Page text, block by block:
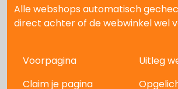
Alle webshops automatisch
direct achter of de webwinkel wel
Voorpagina
Uitleg
Claim je pagina